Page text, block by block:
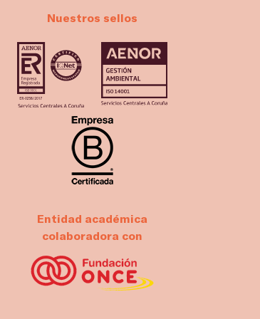
Nuestros sellos
Entidad académica
colaboradora con